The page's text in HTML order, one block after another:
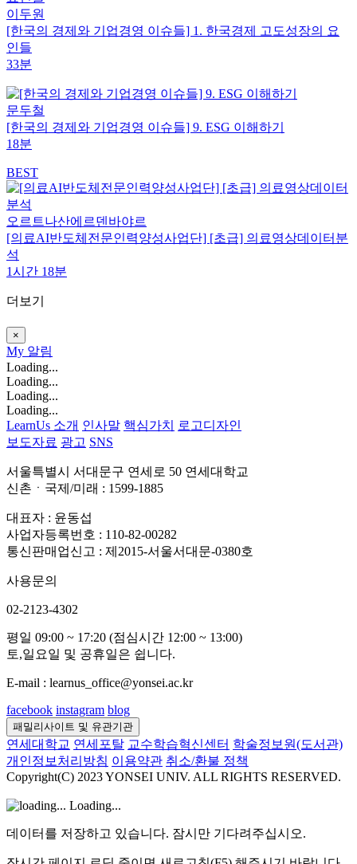
이두원
[한국의 경제와 기업경영 이슈들] 1. 한국경제 고도성장의 요
인들
33분
문두철
[한국의 경제와 기업경영 이슈들] 9. ESG 이해하기
18분
BEST
오르트나산에르덴바야르
[의료AI반도체전문인력양성사업단] [초급] 의료영상데이터분
석
1시간 18분
더보기
×
My 알림
Loading...
Loading...
Loading...
Loading...
LearnUs 소개 인사말 핵심가치
로고디자인
보도자료 광고 SNS
서울특별시 서대문구 연세로 50 연세대학교
신촌ㆍ국제/미래 : 1599-1885
대표자 : 윤동섭
사업자등록번호 : 110-82-00282
통신판매업신고 : 제2015-서울서대문-0380호
사용문의
02-2123-4302
평일 09:00 ~ 17:20 (점심시간 12:00 ~ 13:00)
토,일요일 및 공휴일은 쉽니다.
E-mail : learnus_office@yonsei.ac.kr
facebook instagram blog
패밀리사이트 및 유관기관
연세대학교 연세포탈 교수학습혁신센터 학술정보원(도서관)
개인정보처리방침 이용약관 취소/환불 정책
Copyright(C) 2023 YONSEI UNIV. ALL RIGHTS RESERVED.
Loading...
데이터를 저장하고 있습니다. 잠시만 기다려주십시오.